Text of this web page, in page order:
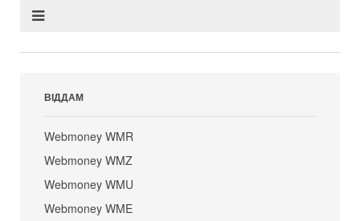
ВІДДАМ
Webmoney WMR
Webmoney WMZ
Webmoney WMU
Webmoney WME